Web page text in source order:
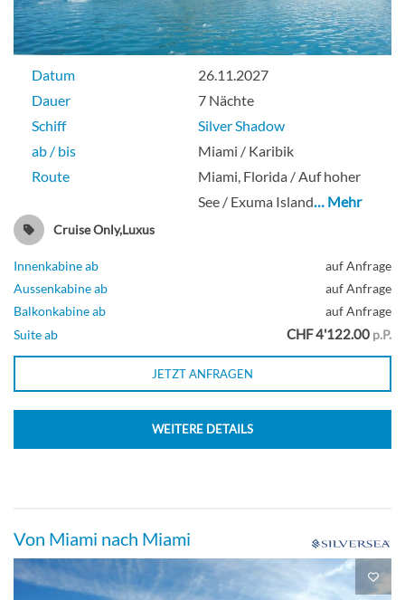
Datum
26.11.2027
Dauer
7 Nächte
Schiff
Silver Shadow
ab / bis
Miami / Karibik
Route
Miami, Florida / Auf hoher
See / Exuma Island… Mehr
Cruise Only,Luxus
Innenkabine ab
auf Anfrage
Aussenkabine ab
auf Anfrage
Balkonkabine ab
auf Anfrage
Suite ab
CHF 4'122.00 p.P.
JETZT ANFRAGEN
WEITERE DETAILS
Von Miami nach Miami